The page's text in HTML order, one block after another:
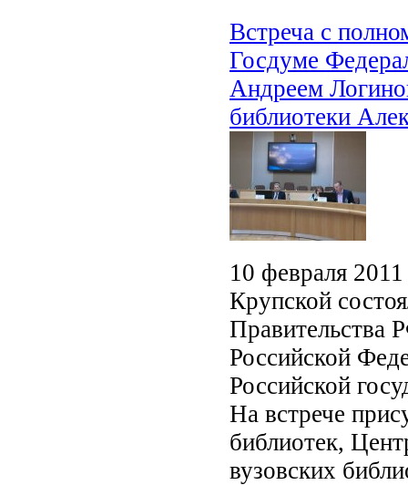
Встреча с
Госдуме
Андреем
библиотеки
10 февраля
Крупской
Правительства
Российской
Российской
На встрече
библиотек,
вузовских